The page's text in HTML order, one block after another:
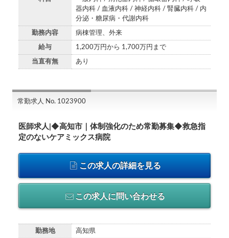
器内科 / 血液内科 / 神経内科 / 腎臓内科 / 内
分泌・糖尿病・代謝内科
勤務内容 病棟管理、外来
給与 1,200万円から 1,700万円まで
当直有無 あり
常勤求人 No. 1023900
医師求人|◆高知市｜体制強化のため常勤募集◆救急指
定のないケアミックス病院
この求人の詳細を見る
この求人に問い合わせる
勤務地 高知県